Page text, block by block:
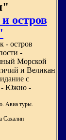
остров
- остров
-
Морской
и Великан
с
- Южно -
Авиа туры.
Сахалин